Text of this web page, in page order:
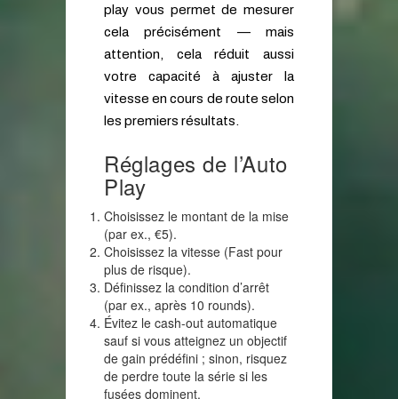
play vous permet de mesurer
cela précisément — mais
attention, cela réduit aussi
votre capacité à ajuster la
vitesse en cours de route selon
les premiers résultats.
Réglages de l’Auto
Play
Choisissez le montant de la mise
(par ex., €5).
Choisissez la vitesse (Fast pour
plus de risque).
Définissez la condition d’arrêt
(par ex., après 10 rounds).
Évitez le cash-out automatique
sauf si vous atteignez un objectif
de gain prédéfini ; sinon, risquez
de perdre toute la série si les
fusées dominent.